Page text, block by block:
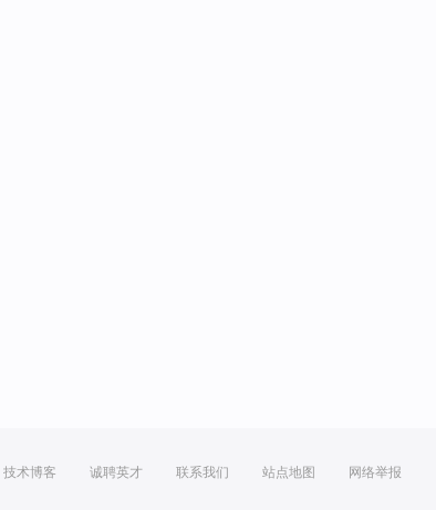
技术博客 诚聘英才 联系我们 站点地图 网络举报